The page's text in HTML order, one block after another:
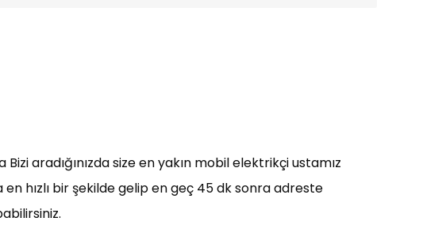
aradığınızda size en yakın mobil elektrikçi ustamız
hızlı bir şekilde gelip en geç 45 dk sonra adreste